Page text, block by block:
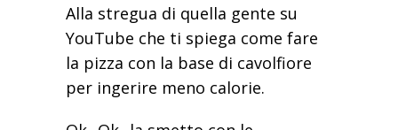
Alla stregua di quella gente su
YouTube che ti spiega come fare
la pizza con la base di cavolfiore
per ingerire meno calorie.